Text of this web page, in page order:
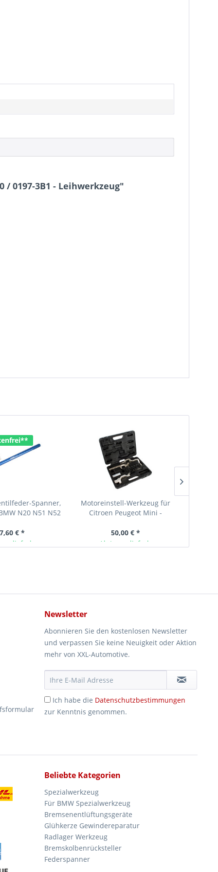
0197-3B1 - Leihwerkzeug"
Spanner,
N20 N51 N52
€ *
lieferbar
Motoreinstell-Werkzeug für
Citroen Peugeot Mini -
50,00 € *
Ab Lager lieferbar
Newsletter
Abonnieren Sie den kostenlosen Newsletter
und verpassen Sie keine Neuigkeit oder Aktion
mehr von XXL-Automotive.
Ich habe die Datenschutzbestimmungen
zur Kenntnis genommen.
Beliebte Kategorien
Spezialwerkzeug
Für BMW Spezialwerkzeug
Bremsenentlüftungsgeräte
Glühkerze Gewindereparatur
Radlager Werkzeug
Bremskolbenrücksteller
Federspanner